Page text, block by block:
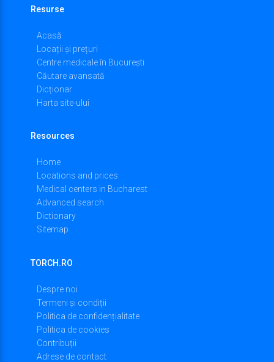
Resurse
Acasă
Locații și prețuri
Centre medicale în București
Căutare avansată
Dicționar
Harta site-ului
Resources
Home
Locations and prices
Medical centers in Bucharest
Advanced search
Dictionary
Sitemap
TORCH.RO
Despre noi
Termeni și condiții
Politica de confidențialitate
Politica de cookies
Contribuții
Adrese de contact